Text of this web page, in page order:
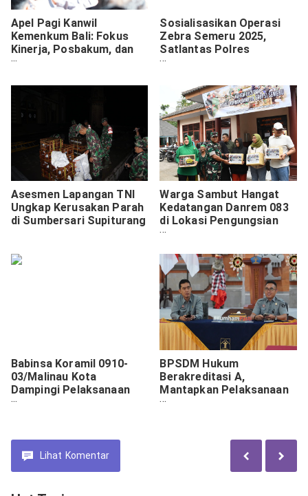
Apel Pagi Kanwil
Kemenkum Bali: Fokus
Kinerja, Posbakum, dan
Persiapan Rakor
Sosialisasikan Operasi
Zebra Semeru 2025,
Satlantas Polres
Pasuruan Kota Bagikan
Pengendara
Asesmen Lapangan TNI
Ungkap Kerusakan Parah
di Sumbersari Supiturang
Warga Sambut Hangat
Kedatangan Danrem 083
di Lokasi Pengungsian
Semeru
Babinsa Koramil 0910-
03/Malinau Kota
Dampingi Pelaksanaan
Pasar Murah Jelang Natal
BPSDM Hukum
Berakreditasi A,
Mantapkan Pelaksanaan
Penilaian Kompetensi
Lihat Komentar